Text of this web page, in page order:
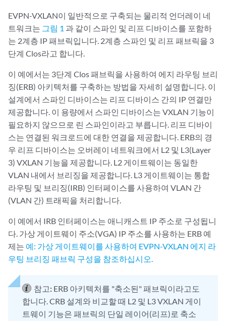
EVPN-VXLAN이 일반적으로 구축되는 물리적 언더레이 네
트워크는 그림 1 과 같이 스파인 및 리프 디바이스를 포함하
는 2계층 IP 패브릭입니다. 2계층 스파인 및 리프 패브릭을 3
단계 Clos라고 합니다.
이 예에서는 3단계 Clos 패브릭을 사용하여 에지 라우팅 브리
징(ERB) 아키텍처를 구축하는 방법을 자세히 설명합니다. 이
설계에서 스파인 디바이스는 리프 디바이스 간의 IP 연결만
제공합니다. 이 용량에서 스파인 디바이스는 VXLAN 기능이
필요하지 않으므로 린 스파인이라고 부릅니다. 리프 디바이
스는 연결된 워크로드에 대한 연결을 제공합니다. ERB의 경
우 리프 디바이스는 오버레이 네트워크에서 L2 및 L3(Layer
3) VXLAN 기능을 제공합니다. L2 게이트웨이는 동일한
VLAN 내에서 브리징을 제공합니다. L3 게이트웨이는 통합
라우팅 및 브리징(IRB) 인터페이스를 사용하여 VLAN 간
(VLAN 간) 트래픽을 처리합니다.
이 예에서 IRB 인터페이스는 애니캐스트 IP 주소로 구성됩니
다. 가상 게이트웨이 주소(VGA) IP 주소를 사용하는 ERB 예
제는 예: 가상 게이트웨이를 사용하여 EVPN-VXLAN 에지 라
우팅 브리징 패브릭 구성을 참조하십시오.
참고: ERB 아키텍처를 "축소된" 패브릭이라고도
합니다. CRB 설계와 비교할 때 L2 및 L3 VXLAN 게이
트웨이 기능은 패브릭의 단일 레이어(리프)로 축소